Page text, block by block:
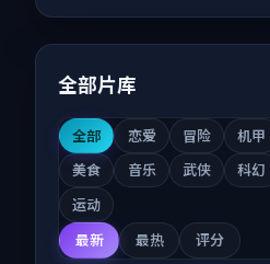
全部片库
全部 恋爱 冒险 机甲
美食
音乐 武侠 科幻
运动
最新
最热
评分